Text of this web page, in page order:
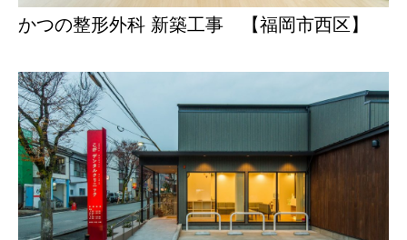
かつの整形外科 新築工事 【福岡市西区】